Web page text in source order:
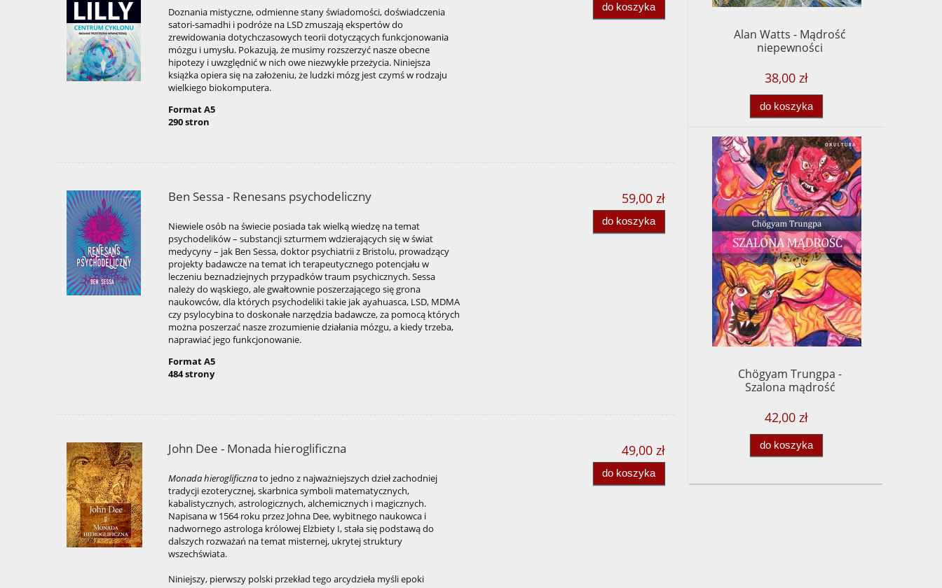
Doznania mistyczne, odmienne stany świadomości, doświadczenia
satori-samadhi i podróże na LSD zmuszają ekspertów do
zrewidowania dotychczasowych teorii dotyczących funkcjonowania
mózgu i umysłu. Pokazują, że musimy rozszerzyć nasze obecne
hipotezy i uwzględnić w nich owe niezwykłe przeżycia. Niniejsza
książka opiera się na założeniu, że ludzki mózg jest czymś w rodzaju
wielkiego biokomputera.
Format A5
290 stron
do koszyka
Ben Sessa - Renesans psychodeliczny
Niewiele osób na świecie posiada tak wielką wiedzę na temat
psychodelików – substancji szturmem wdzierających się w świat
medycyny – jak Ben Sessa, doktor psychiatrii z Bristolu, prowadzący
projekty badawcze na temat ich terapeutycznego potencjału w
leczeniu beznadziejnych przypadków traum psychicznych. Sessa
należy do wąskiego, ale gwałtownie poszerzającego się grona
naukowców, dla których psychodeliki takie jak ayahuasca, LSD, MDMA
czy psylocybina to doskonałe narzędzia badawcze, za pomocą których
można poszerzać nasze zrozumienie działania mózgu, a kiedy trzeba,
naprawiać jego funkcjonowanie.
Format A5
484 strony
59,00 zł
do koszyka
John Dee - Monada hieroglificzna
Monada hieroglificznato jedno z najważniejszych dzieł zachodniej
tradycji ezoterycznej, skarbnica symboli matematycznych,
kabalistycznych, astrologicznych, alchemicznych i magicznych.
Napisana w 1564 roku przez Johna Dee, wybitnego naukowca i
nadwornego astrologa królowej Elżbiety I, stała się podstawą do
dalszych rozważań na temat misternej, ukrytej struktury
wszechświata.
Niniejszy, pierwszy polski przekład tego arcydzieła myśli epoki
49,00 zł
do koszyka
Alan Watts - Mądrość
niepewności
38,00 zł
do koszyka
Chögyam Trungpa -
Szalona mądrość
42,00 zł
do koszyka